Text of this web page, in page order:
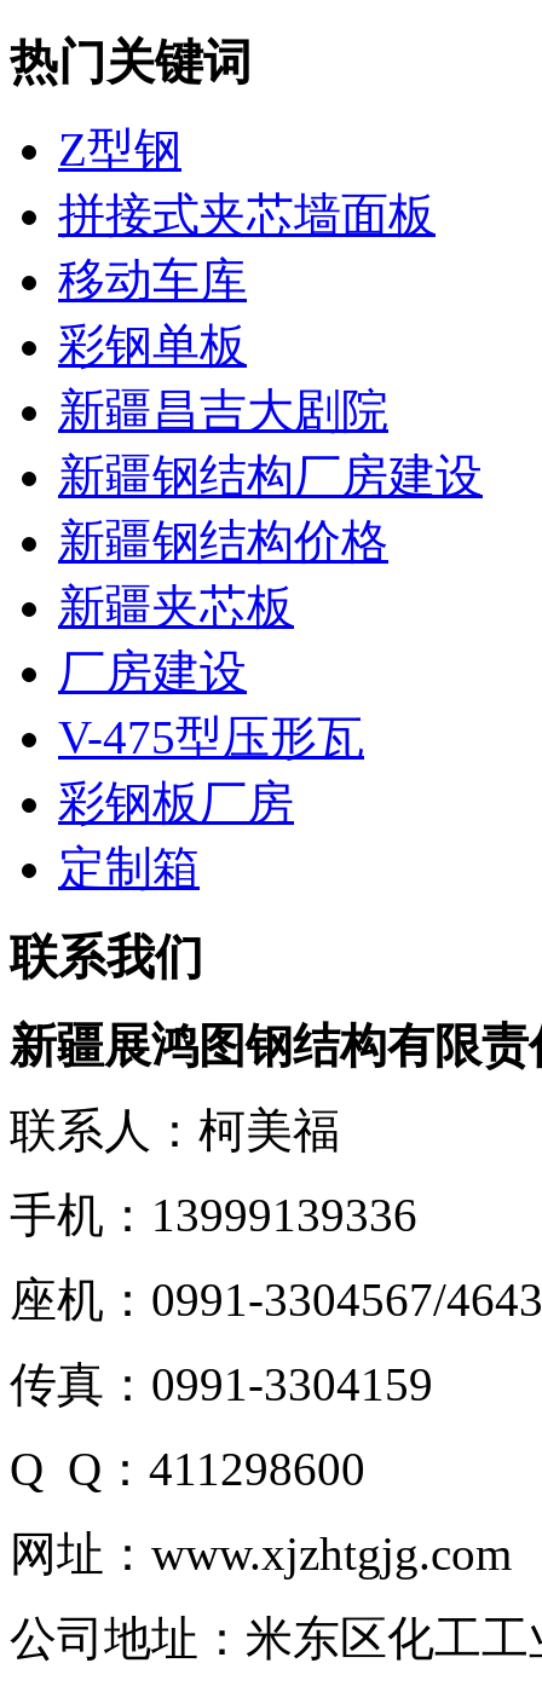
热门关键词
Z型钢
拼接式夹芯墙面板
移动车库
彩钢单板
新疆昌吉大剧院
新疆钢结构厂房建设
新疆钢结构价格
新疆夹芯板
厂房建设
V-475型压形瓦
彩钢板厂房
定制箱
联系我们
新疆展鸿图钢结构有限责
联系人：柯美福
手机：13999139336
座机：0991-3304567/
传真：0991-3304159
Q Q：411298600
网址：www.xjzhtgjg.com
公司地址：米东区化工